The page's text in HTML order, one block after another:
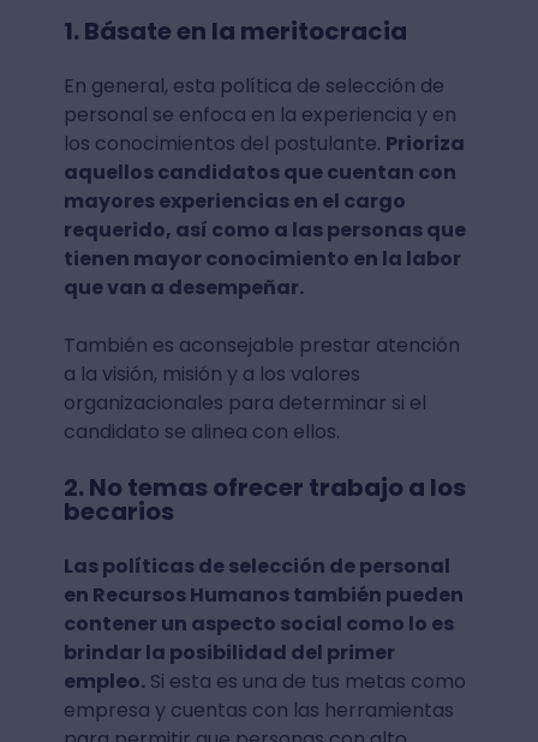
1. Básate en la meritocracia
En general, esta política de selección de
personal se enfoca en la experiencia y en
los conocimientos del postulante. Prioriza
aquellos candidatos que cuentan con
mayores experiencias en el cargo
requerido, así como a las personas que
tienen mayor conocimiento en la labor
que van a desempeñar.
También es aconsejable prestar atención
a la visión, misión y a los valores
organizacionales para determinar si el
candidato se alinea con ellos.
2. No temas ofrecer trabajo a los
becarios
Las políticas de selección de personal
en Recursos Humanos también pueden
contener un aspecto social como lo es
brindar la posibilidad del primer
empleo.Si esta es una de tus metas como
empresa y cuentas con las herramientas